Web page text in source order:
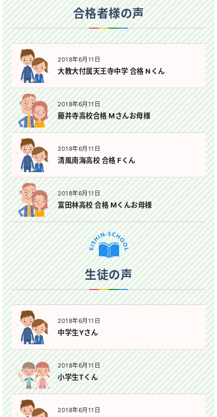
合格者様の声
2018年6月11日
大教大付属天王寺中学 合格 Nくん
2018年6月11日
藤井寺高校合格 Mさんお母様
2018年6月11日
清風南海高校 合格 Fくん
2018年6月11日
富田林高校 合格 Mくんお母様
生徒の声
2018年6月11日
中学生Yさん
2018年6月11日
小学生Tくん
2018年6月11日